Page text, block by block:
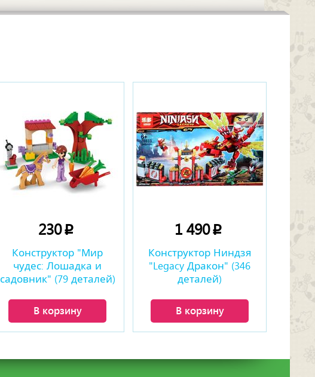
230p
Конструктор "Мир
чудес: Лошадка и
садовник" (79 деталей)
В корзину
1 490p
Конструктор Ниндзя
"Legacy Дракон" (346
деталей)
В корзину